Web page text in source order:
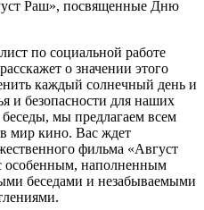
Раш», посвященные Дню
по социальной работе
о значении этого
каждый солнечный день и
и безопасности для наших
мы предлагаем всем
мир кино. Вас ждет
фильма «Август
особенным, наполненным
беседами и незабываемыми